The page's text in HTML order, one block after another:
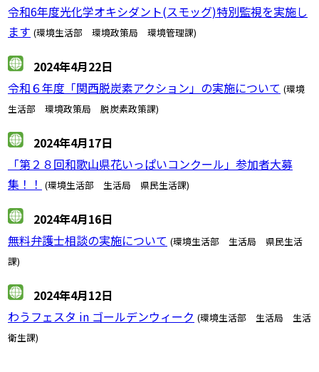
令和6年度光化学オキシダント(スモッグ)特別監視を実施し
ます (環境生活部 環境政策局 環境管理課)
2024年4月22日
令和６年度「関西脱炭素アクション」の実施について (環境
生活部 環境政策局 脱炭素政策課)
2024年4月17日
「第２８回和歌山県花いっぱいコンクール」参加者大募
集！！ (環境生活部 生活局 県民生活課)
2024年4月16日
無料弁護士相談の実施について (環境生活部 生活局 県民生活
課)
2024年4月12日
わうフェスタ in ゴールデンウィーク (環境生活部 生活局 生活
衛生課)